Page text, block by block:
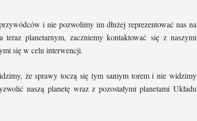
i nie pozwolimy im dłużej reprezentować nas na
teraz planetarnym, zaczniemy kontaktować się z naszymi
się w celu interwencji.
że sprawy toczą się tym samym torem i nie widzimy
naszą planetę wraz z pozostałymi planetami Układu